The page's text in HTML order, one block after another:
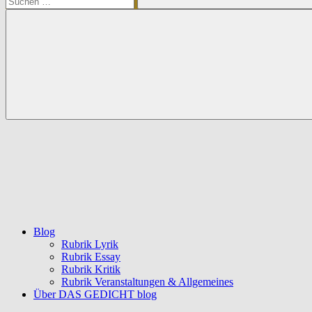
Suchen
Blog
Rubrik Lyrik
Rubrik Essay
Rubrik Kritik
Rubrik Veranstaltungen & Allgemeines
Über DAS GEDICHT blog